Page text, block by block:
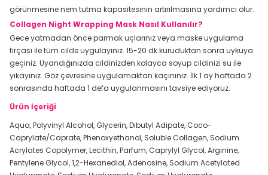
görünmesine nem tutma kapasitesinin artırılmasına yardımcı olur.
Collagen Night Wrapping Mask Nasıl Kullanılır?
Gece yatmadan önce parmak uçlarınız veya maske uygulama
fırçası ile tüm cilde uygulayınız. 15-20 dk kuruduktan sonra uykuya
geçiniz. Uyandığınızda cildinizden kolayca soyup cildinizi su ile
yıkayınız. Göz çevresine uygulamaktan kaçınınız. İlk 1 ay haftada 2
sonrasında haftada 1 defa uygulanmasını tavsiye ediyoruz.
Ürün İçeriği
Aqua, Polyvinyl Alcohol, Glycerin, Dibutyl Adipate, Coco-
Caprylate/Caprate, Phenoxyethanol, Soluble Collagen, Sodium
Acrylates Copolymer, Lecithin, Parfum, Caprylyl Glycol, Arginine,
Pentylene Glycol, 1,2-Hexanediol, Adenosine, Sodium Acetylated